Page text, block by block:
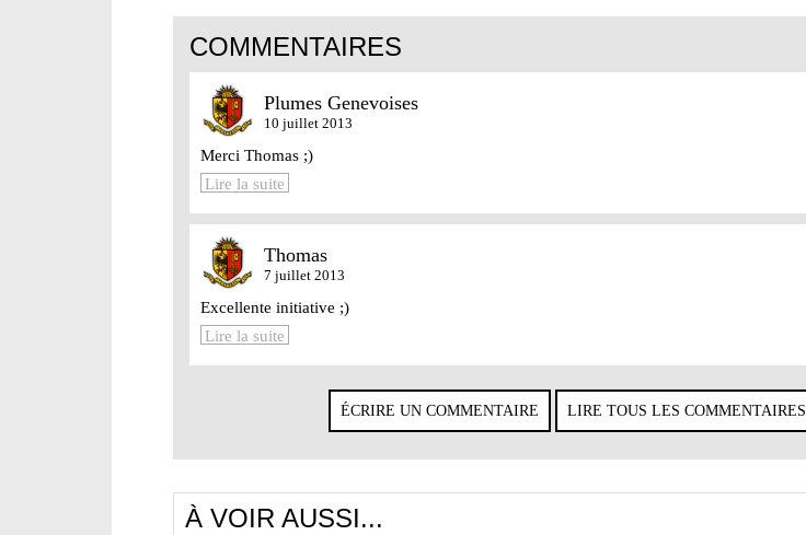
COMMENTAIRES
Plumes Genevoises
10 juillet 2013
Merci Thomas ;)
Lire la suite
Thomas
7 juillet 2013
Excellente initiative ;)
Lire la suite
ÉCRIRE UN COMMENTAIRE LIRE TOUS LES COMMENTAIRES
À VOIR AUSSI...